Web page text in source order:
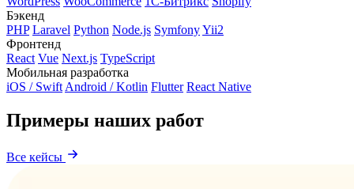
Бэкенд
PHP Laravel Python Node.js SymfonyYii2
Фронтенд
React Vue Next.js TypeScript
Мобильная разработка
iOS / Swift Android / Kotlin Flutter React Native
Примеры наших работ
Все кейсы